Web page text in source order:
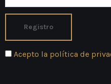
Acepto la política de